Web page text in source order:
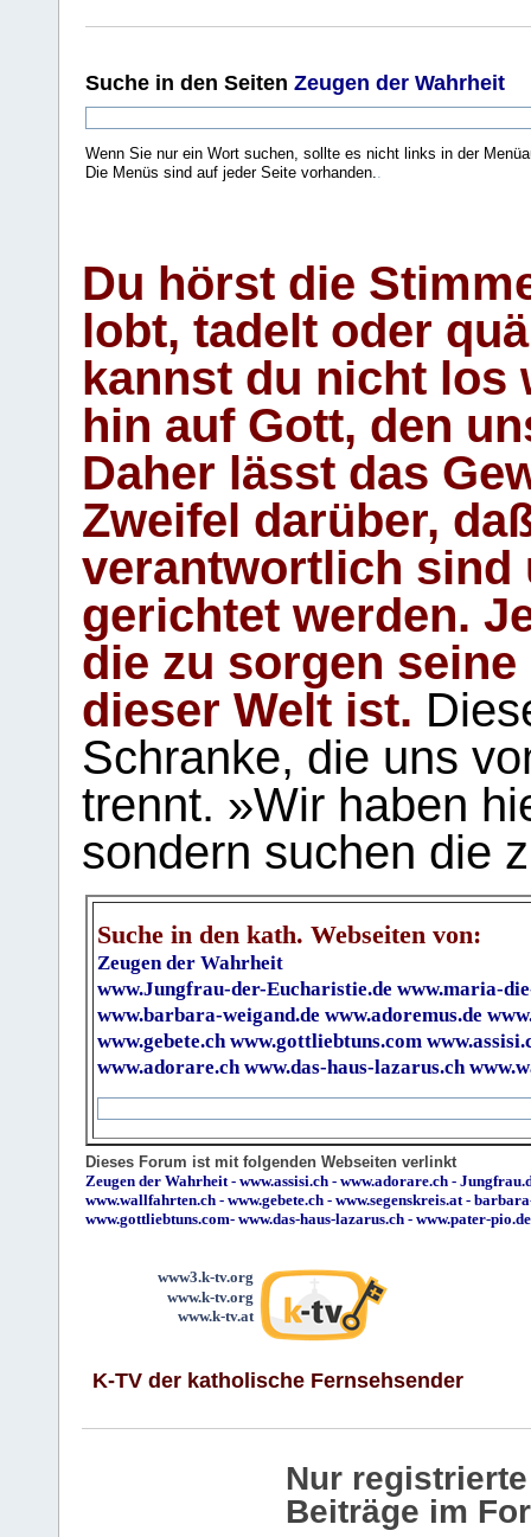
Suche in den Seiten Zeugen der Wahrheit
Wenn Sie nur ein Wort suchen, sollte es nicht links in der
Die Menüs sind auf jeder Seite vorhanden..
Du hörst die
lobt, tadelt oder
kannst du nicht los
hin auf Gott, den
Daher lässt das
Zweifel darüber,
verantwortlich sind
gerichtet werden.
die zu sorgen
dieser Welt ist.
Schranke, die uns
trennt. »Wir haben
sondern suchen die
Suche in den kath. Webseiten von:
Zeugen der Wahrheit
www.Jungfrau-der-Eucharistie.de www.maria-
www.barbara-weigand.de www.adoremus.de
www.gebete.ch www.gottliebtuns.com
www.adorare.ch www.das-haus-lazarus.ch
Dieses Forum ist mit folgenden Webseiten verlinkt
Zeugen der Wahrheit- www.assisi.ch - www.adorare.ch -
www.wallfahrten.ch - www.gebete.ch - www.segenskreis.at-
www.gottliebtuns.com- www.das-haus-lazarus.ch - www.pater-pio.de
www3.k-tv.org
www.k-tv.org
www.k-tv.at
K-TV der katholische Fernsehsender
Nur
Beiträge im